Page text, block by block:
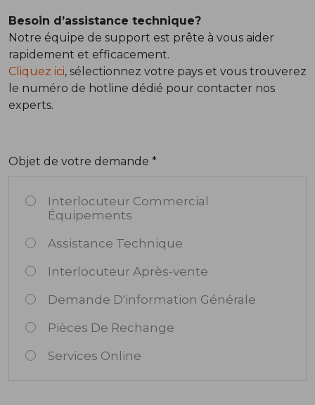
Besoin d’assistance technique?
Notre équipe de support est prête à vous aider
rapidement et efficacement.
Cliquez ici, sélectionnez votre pays et vous trouverez
le numéro de hotline dédié pour contacter nos
experts.
Objet de votre demande *
Interlocuteur Commercial
Équipements
Assistance Technique
Interlocuteur Après-vente
Demande D'information Générale
Pièces De Rechange
Services Online